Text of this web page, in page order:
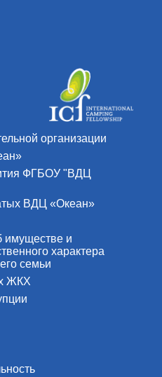
организации
ФГБОУ "ВДЦ
ВДЦ «Океан»
имуществе и
характера
семьи
ЖКХ